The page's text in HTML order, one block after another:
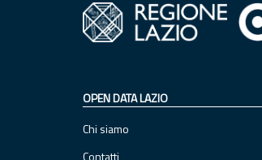
OPEN DATA LAZIO
Chi siamo
Contatti